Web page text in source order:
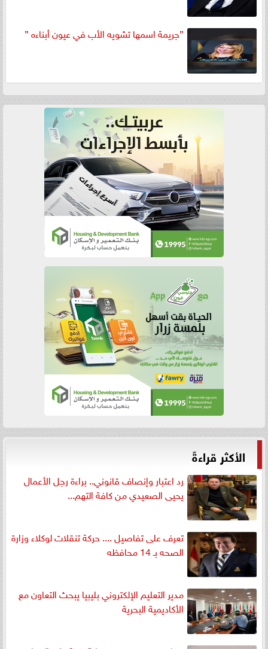
”جريمة اسمها تشويه الأب في عيون أبناءه ”
الأكثر قراءةً
رد اعتبار وإنصاف قانوني.. براءة رجل الأعمال
يحيى الصعيدي من كافة التهم...
تعرف على تفاصيل .... حركة تنقلات لوكلاء وزارة
الصحه بـ 14 محافظه
مدير التعليم الإلكتروني بليبيا يبحث التعاون مع
الأكاديمية البحرية